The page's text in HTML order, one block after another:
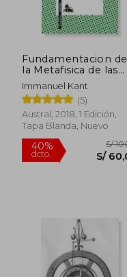
Fundamentacion de
la Metafisica de las
Costumbres
Immanuel Kant
(5)
Austral, 2018, 1 Edición,
Tapa Blanda, Nuevo